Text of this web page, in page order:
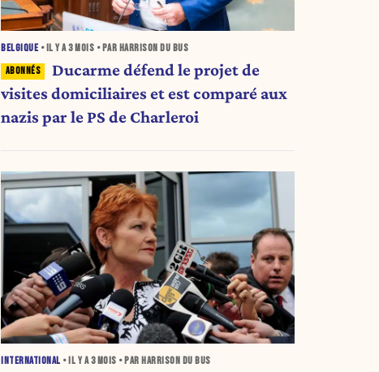
BELGIQUE • IL Y A3 MOIS • PAR HARRISON DU BUS
Ducarme défend le projet de
visites domiciliaires et est comparé aux
nazis par le PS de Charleroi
INTERNATIONAL • IL Y A3 MOIS • PAR HARRISON DU BUS